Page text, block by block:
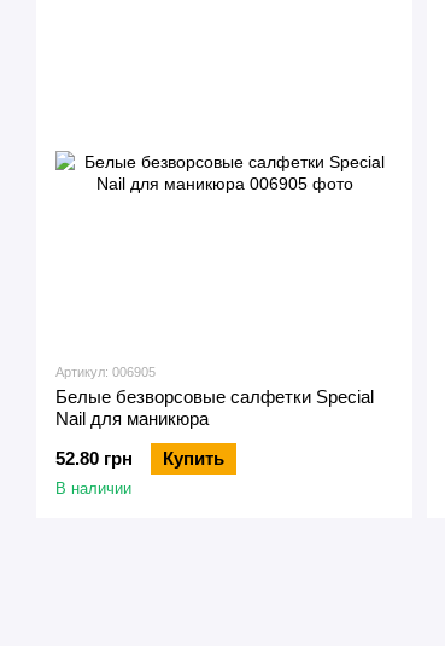
Артикул: 006905
Белые безворсовые салфетки Special
Nail для маникюра
52.80 грн
Купить
В наличии